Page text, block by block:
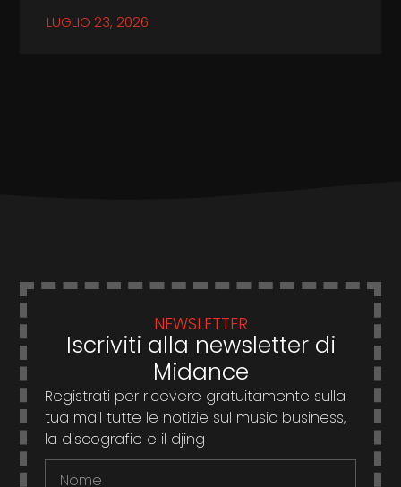
LUGLIO 23, 2026
NEWSLETTER
Iscriviti alla newsletter di
Midance
Registrati per ricevere gratuitamente sulla
tua mail tutte le notizie sul music business,
la discografie e il djing